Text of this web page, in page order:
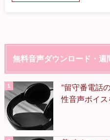
無料音声ダウンロード・週
“留守番電話
性音声ボイス